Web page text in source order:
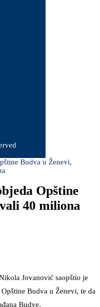
Budva u Ženevi,
Opštine
40 miliona
Jovanović saopštio je
Budva u Ženevi, te da
Budve.